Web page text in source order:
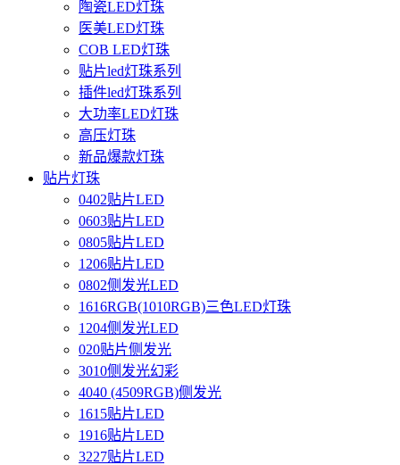
陶瓷LED灯珠
医美LED灯珠
COB LED灯珠
贴片led灯珠系列
插件led灯珠系列
大功率LED灯珠
高压灯珠
新品爆款灯珠
贴片灯珠
0402贴片LED
0603贴片LED
0805贴片LED
1206贴片LED
0802侧发光LED
1616RGB(1010RGB)三色LED灯珠
1204侧发光LED
020贴片侧发光
3010侧发光幻彩
4040 (4509RGB)侧发光
1615贴片LED
1916贴片LED
3227贴片LED